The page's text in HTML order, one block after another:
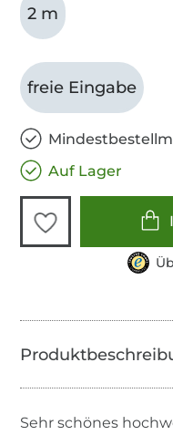
2 m
freie Eingabe
Auf Lager
Sehr schönes